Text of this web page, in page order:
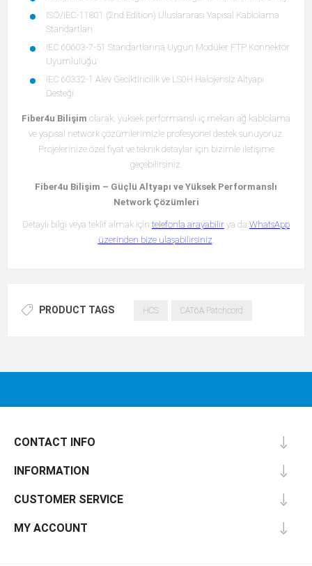
ISO/IEC-11801 (2nd Edition) Uluslararası Yapısal Kablolama
Standartları
IEC 60603-7-51 Standartlarına Uygun Modüler FTP Konnektör
Uyumluluğu
IEC 60332-1 Alev Geciktiricilik ve LS0H Halojensiz Altyapı
Desteği
Fiber4u Bilişim olarak, yüksek performanslı iç mekan ağ kablolama
ve yapısal network çözümlerimizle profesyonel destek sunuyoruz.
Projelerinize özel fiyat ve teknik detaylar için bizimle iletişime
geçebilirsiniz.
Fiber4u Bilişim – Güçlü Altyapı ve Yüksek Performanslı
Network Çözümleri
Detaylı bilgi veya teklif almak için telefonla arayabilir ya da WhatsApp
üzerinden bize ulaşabilirsiniz.
PRODUCT TAGS HCS CAT6A Patchcord
CONTACT INFO
INFORMATION
CUSTOMER SERVICE
MY ACCOUNT